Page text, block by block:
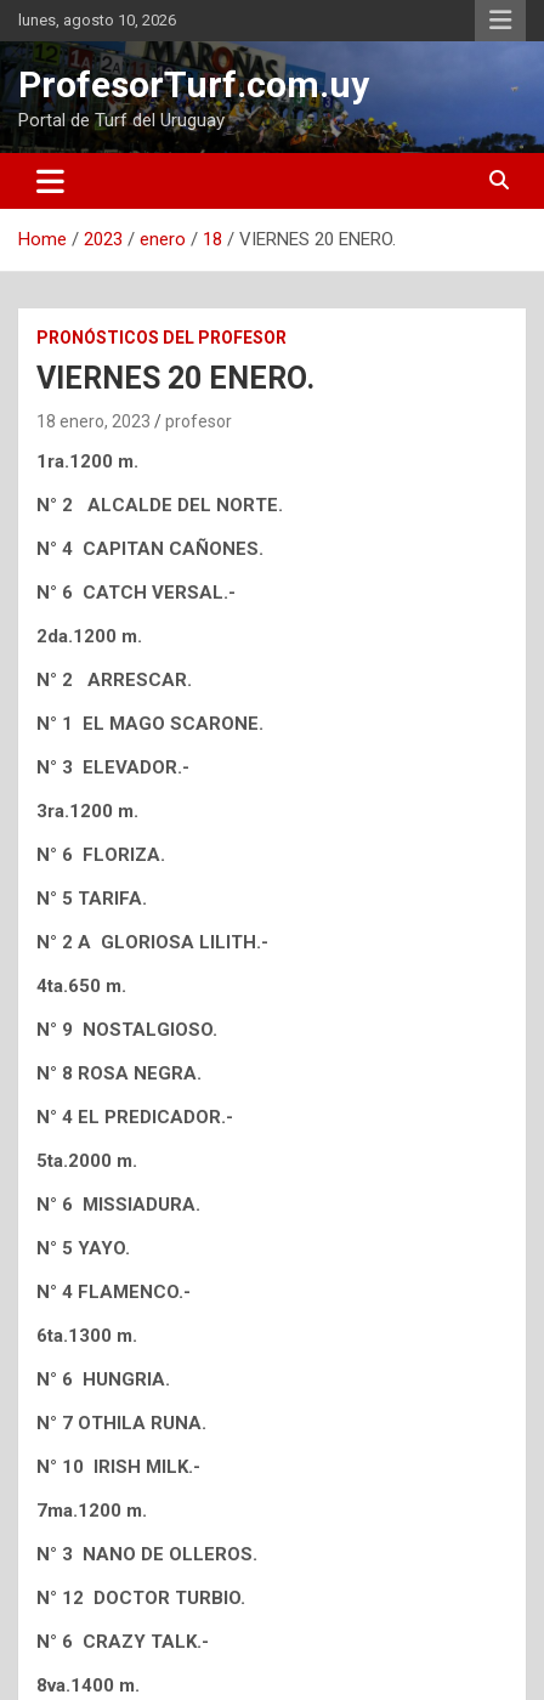
Skip
to
content
lunes, agosto 10, 2026
ProfesorTurf.com.uy
Portal de Turf del Uruguay
Home 2023 enero 18 VIERNES 20 ENERO.
PRONÓSTICOS DEL PROFESOR
VIERNES 20 ENERO.
18 enero, 2023 profesor
1ra.1200 m.
N° 2 ALCALDE DEL NORTE.
N° 4 CAPITAN CAÑONES.
N° 6 CATCH VERSAL.-
2da.1200 m.
N° 2 ARRESCAR.
N° 1 EL MAGO SCARONE.
N° 3 ELEVADOR.-
3ra.1200 m.
N° 6 FLORIZA.
N° 5 TARIFA.
N° 2 A GLORIOSA LILITH.-
4ta.650 m.
N° 9 NOSTALGIOSO.
N° 8 ROSA NEGRA.
N° 4 EL PREDICADOR.-
5ta.2000 m.
N° 6 MISSIADURA.
N° 5 YAYO.
N° 4 FLAMENCO.-
6ta.1300 m.
N° 6 HUNGRIA.
N° 7 OTHILA RUNA.
N° 10 IRISH MILK.-
7ma.1200 m.
N° 3 NANO DE OLLEROS.
N° 12 DOCTOR TURBIO.
N° 6 CRAZY TALK.-
8va.1400 m.